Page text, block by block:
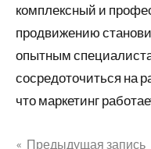
комплексный и
продвижению
опытным
сосредоточиться на
что маркетинг
Предыдущая запись